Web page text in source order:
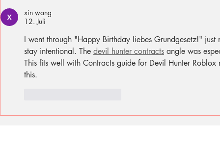
xin wang
12. Juli
I went through "Happy Birthday liebes Grundgesetz!"
stay intentional. The devil hunter contracts angle was
This fits well with Contracts guide for Devil Hunter
this.